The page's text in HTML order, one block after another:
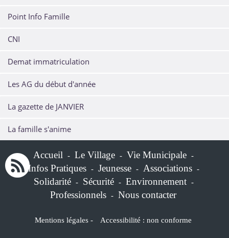
Point Info Famille
CNI
Demat immatriculation
Les AG du début d'année
La gazette de JANVIER
La famille s'anime
Accueil - Le Village - Vie Municipale -
Infos Pratiques - Jeunesse - Associations -
Solidarité - Sécurité - Environnement -
Professionnels - Nous contacter
Mentions légales - Accessibilité : non conforme